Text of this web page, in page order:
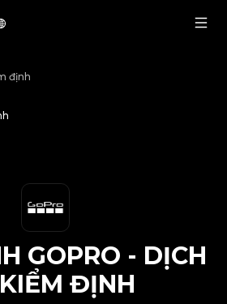
định
GOPRO - DỊCH
ĐỊNH